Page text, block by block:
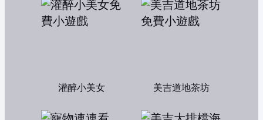
灌醉小美女 美吉道地茶坊